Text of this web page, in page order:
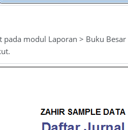
modul Laporan > Buku Besar